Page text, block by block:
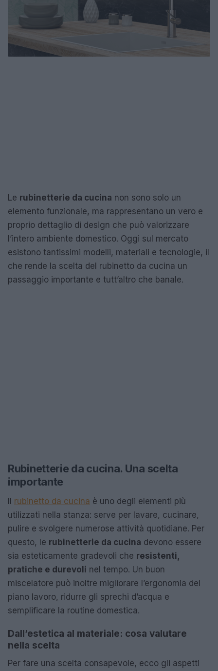
Le rubinetterie da cucina non sono solo un
elemento funzionale, ma rappresentano un vero e
proprio dettaglio di design che può valorizzare
l’intero ambiente domestico. Oggi sul mercato
esistono tantissimi modelli, materiali e tecnologie, il
che rende la scelta del rubinetto da cucina un
passaggio importante e tutt’altro che banale.
Rubinetterie da cucina. Una scelta
importante
Il rubinetto da cucina è uno degli elementi più
utilizzati nella stanza: serve per lavare, cucinare,
pulire e svolgere numerose attività quotidiane. Per
questo, le rubinetterie da cucina devono essere
sia esteticamente gradevoli che resistenti,
pratiche e durevoli nel tempo. Un buon
miscelatore può inoltre migliorare l’ergonomia del
piano lavoro, ridurre gli sprechi d’acqua e
semplificare la routine domestica.
Dall’estetica al materiale: cosa valutare
nella scelta
Per fare una scelta consapevole, ecco gli aspetti